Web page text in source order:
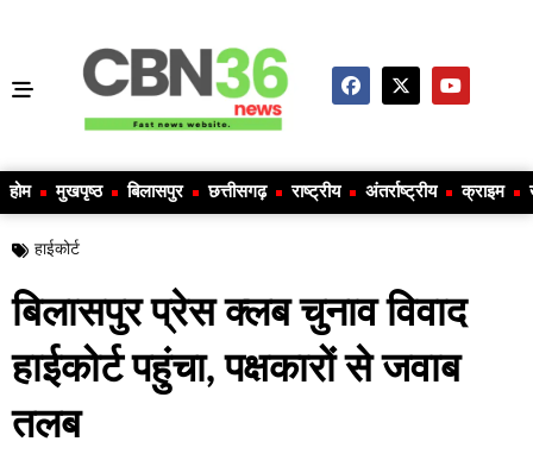
होम मुखपृष्ठ बिलासपुर छत्तीसगढ़ राष्ट्रीय अंतर्राष्ट्रीय क्राइम
हाईकोर्ट
बिलासपुर प्रेस क्लब चुनाव विवाद
हाईकोर्ट पहुंचा, पक्षकारों से जवाब
तलब